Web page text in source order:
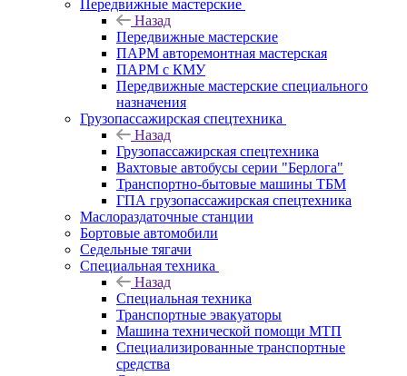
Передвижные мастерские
Назад
Передвижные мастерские
ПАРМ авторемонтная мастерская
ПАРМ с КМУ
Передвижные мастерские специального
назначения
Грузопассажирская спецтехника
Назад
Грузопассажирская спецтехника
Вахтовые автобусы серии "Берлога"
Транспортно-бытовые машины ТБМ
ГПА грузопассажирская спецтехника
Маслораздаточные станции
Бортовые автомобили
Седельные тягачи
Специальная техника
Назад
Специальная техника
Транспортные эвакуаторы
Машина технической помощи МТП
Специализированные транспортные
средства